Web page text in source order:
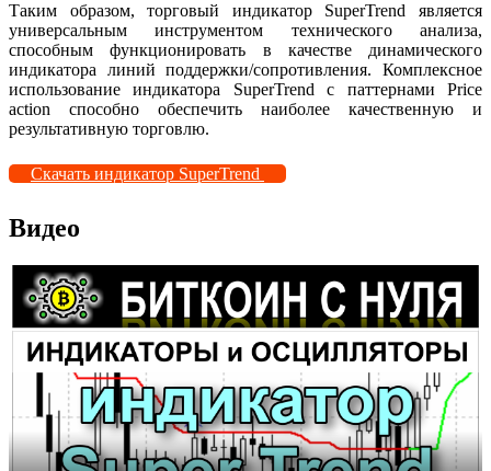
Таким образом, торговый индикатор SuperTrend является
универсальным инструментом технического анализа,
способным функционировать в качестве динамического
индикатора линий поддержки/сопротивления. Комплексное
использование индикатора SuperTrend с паттернами Price
action способно обеспечить наиболее качественную и
результативную торговлю.
Скачать индикатор SuperTrend
Видео